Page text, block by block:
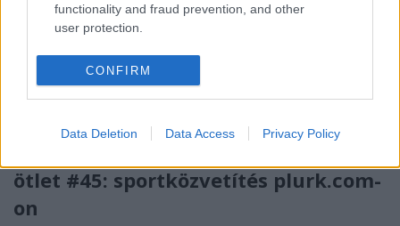
functionality and fraud prevention, and other
user protection.
CONFIRM
Data Deletion Data Access Privacy Policy
Nehéz reggelem volt. Karma Felejtsük el a
sajtóközleményeket! po(dca)st-ja után nézegettem át
a feedjeimet és akadtam mindjárt egy
gyöngyszemre. Azt hiszem ha valaki a két linket a
fenti sorrendben megnézi (meghallgatja), akkor
ötlet #45: sportközvetítés plurk.com-
on